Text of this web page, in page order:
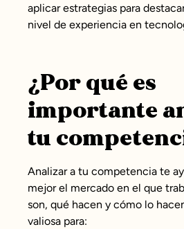
aplicar estrategias para
nivel de experiencia en
¿Por qué es
importante
tu
Analizar a tu competencia te
mejor el mercado en el que
son, qué hacen y cómo lo
valiosa para: